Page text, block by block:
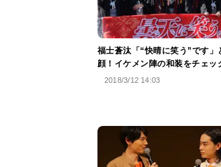
福士蒼汰「“快晴に笑う”です」
顔！イケメン陣の和装をチェッ
2018/3/12 14:03